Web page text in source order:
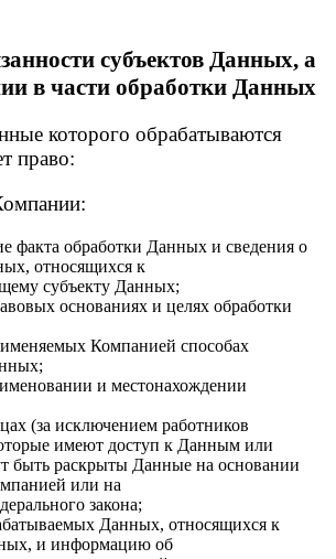
субъектов Данных, а
в части обработки Данных
которого обрабатываются
право:
факта обработки Данных и сведения о
относящихся к
субъекту Данных;
основаниях и целях обработки
Компанией способах
и местонахождении
(за исключением работников
имеют доступ к Данным или
быть раскрыты Данные на основании
или на
закона;
Данных, относящихся к
и информацию об